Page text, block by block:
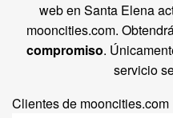
web en Santa Elena
mooncities.com.
compromiso.
servicio
Clientes de mooncities.com